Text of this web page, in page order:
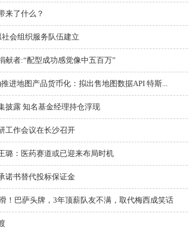
来了什么？
会组织服务队伍建立
献者:“配型成功感觉像中五百万”
推进地图产品货币化：拟出售地图数据API 特斯...
披露 知名基金经理持仓浮现
工作会议在长沙召开
璐：医药赛道或已迎来布局时机
诺书替代投标保证金
！巴萨头牌，3年顶薪队友不满，取代梅西成笑话